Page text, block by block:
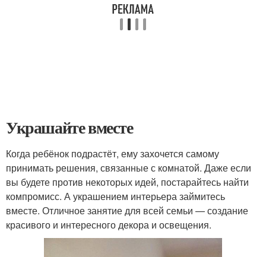
Украшайте вместе
Когда ребёнок подрастёт, ему захочется самому
принимать решения, связанные с комнатой. Даже если
вы будете против некоторых идей, постарайтесь найти
компромисс. А украшением интерьера займитесь
вместе. Отличное занятие для всей семьи — создание
красивого и интересного декора и освещения.